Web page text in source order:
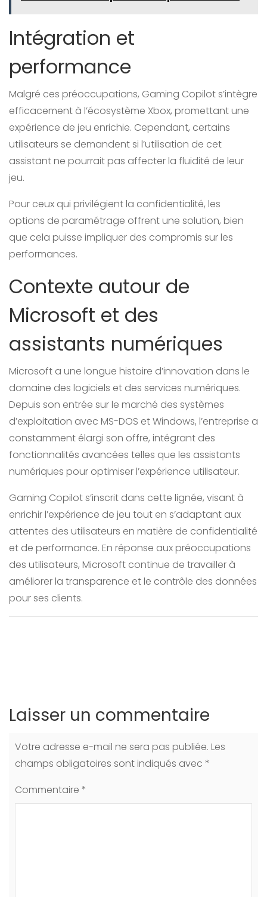
Intégration et
performance
Malgré ces préoccupations, Gaming Copilot s’intègre
efficacement à l’écosystème Xbox, promettant une
expérience de jeu enrichie. Cependant, certains
utilisateurs se demandent si l’utilisation de cet
assistant ne pourrait pas affecter la fluidité de leur
jeu.
Pour ceux qui privilégient la confidentialité, les
options de paramétrage offrent une solution, bien
que cela puisse impliquer des compromis sur les
performances.
Contexte autour de
Microsoft et des
assistants numériques
Microsoft a une longue histoire d’innovation dans le
domaine des logiciels et des services numériques.
Depuis son entrée sur le marché des systèmes
d’exploitation avec MS-DOS et Windows, l’entreprise a
constamment élargi son offre, intégrant des
fonctionnalités avancées telles que les assistants
numériques pour optimiser l’expérience utilisateur.
Gaming Copilot s’inscrit dans cette lignée, visant à
enrichir l’expérience de jeu tout en s’adaptant aux
attentes des utilisateurs en matière de confidentialité
et de performance. En réponse aux préoccupations
des utilisateurs, Microsoft continue de travailler à
améliorer la transparence et le contrôle des données
pour ses clients.
Laisser un commentaire
Votre adresse e-mail ne sera pas publiée. Les
champs obligatoires sont indiqués avec *
Commentaire *